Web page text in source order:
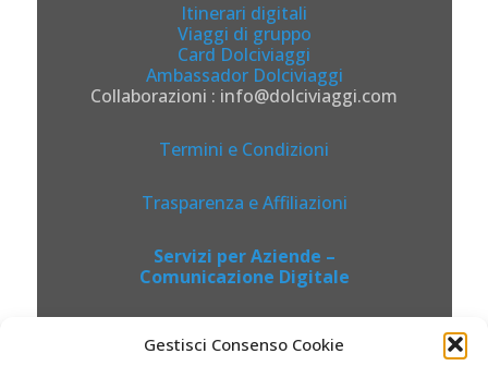
Gestisci Consenso Cookie
Itinerari digitali
Viaggi di gruppo
Card Dolciviaggi
Ambassador Dolciviaggi
Collaborazioni : info@dolciviaggi.com
Termini e Condizioni
Trasparenza e Affiliazioni
Servizi per Aziende –
Comunicazione Digitale